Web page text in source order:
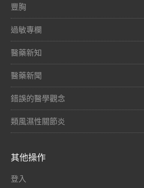
豐胸
過敏專欄
醫藥新知
醫藥新聞
錯誤的醫學觀念
類風濕性關節炎
其他操作
登入